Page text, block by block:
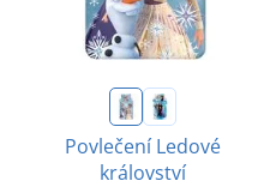
Povlečení Ledové
království